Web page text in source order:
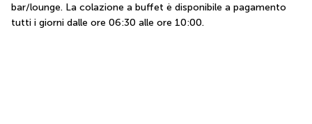
bar/lounge. La colazione a buffet è disponibile a pagamento
tutti i giorni dalle ore 06:30 alle ore 10:00.